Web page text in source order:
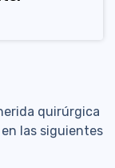
quirúrgica
las siguientes